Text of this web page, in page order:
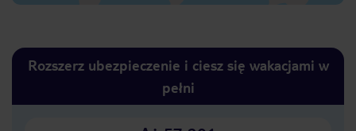
Rozszerz ubezpieczenie i ciesz się wakacjami w
pełni